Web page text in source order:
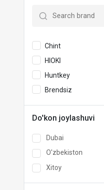
Chint
HIOKI
Huntkey
Brendsiz
Do'kon joylashuvi
Dubai
O'zbekiston
Xitoy